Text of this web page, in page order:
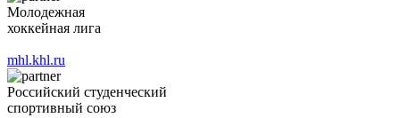
Молодежная
хоккейная лига
mhl.khl.ru
Российский студенческий
спортивный союз